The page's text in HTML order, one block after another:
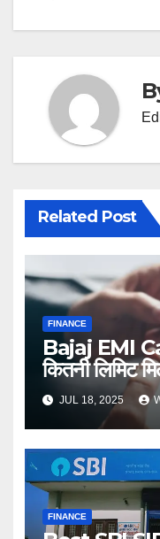
Related Post
FINANCE
Bajaj EMI
कितनी लिमिट
JUL 18, 2025
FINANCE